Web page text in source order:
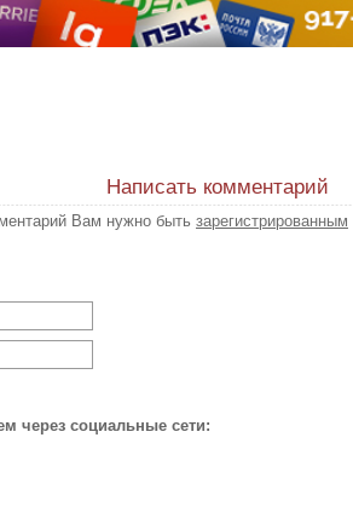
Написать комментарий
Вам нужно быть зарегистрированным
через социальные сети: